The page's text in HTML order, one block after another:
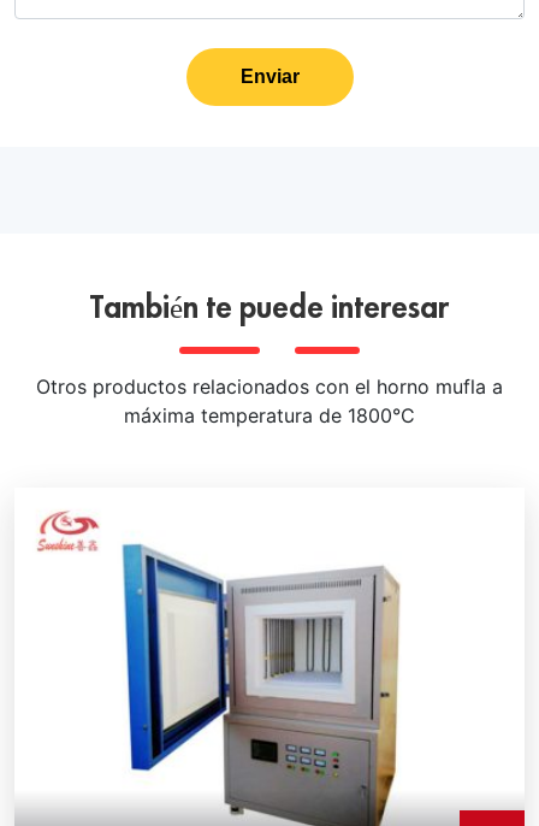
Enviar
También te puede interesar
Otros productos relacionados con el horno mufla a
máxima temperatura de 1800°C